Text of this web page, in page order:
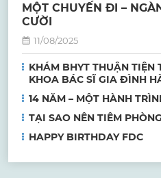
MỘT CHUYẾN ĐI –
CƯỜI
11/08/2025
KHÁM BHYT THUẬN
KHOA BÁC SĨ GIA ĐÌNH
14 NĂM – MỘT HÀNH
TẠI SAO NÊN TIÊM
HAPPY BIRTHDAY FDC